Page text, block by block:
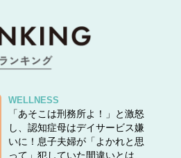
WELLNESS
「あそこは刑務所よ！」と激怒
し、認知症母はデイサービス嫌
いに！息子夫婦が「よかれと思
って」犯していた間違いとは